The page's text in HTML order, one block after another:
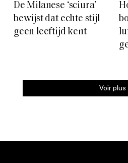
De Milanese ‘sciura’
bewijst dat echte stijl
geen leeftijd kent
Voir plus